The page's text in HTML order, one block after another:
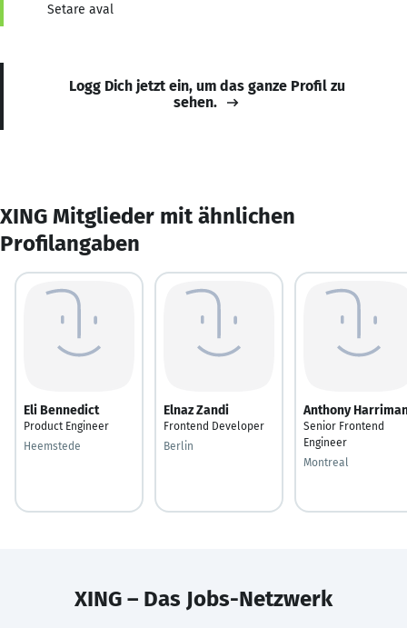
Setare aval
Logg Dich jetzt ein, um das ganze Profil zu
sehen.
XING Mitglieder mit ähnlichen
Profilangaben
Eli Bennedict
Product Engineer
Heemstede
Elnaz Zandi
Frontend Developer
Berlin
Anthony
Senior Frontend
Engineer
Montreal
XING – Das Jobs-Netzwerk